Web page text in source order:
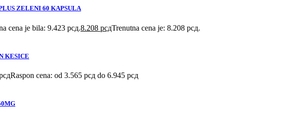
ZELENI 60 KAPSULA
cena je bila: 9.423 рсд.8.208 рсдTrenutna cena je: 8.208 рсд.
KESICE
Raspon cena: od 3.565 рсд do 6.945 рсд